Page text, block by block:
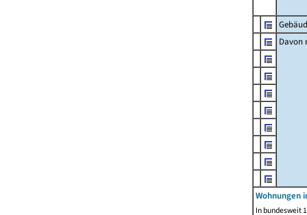
Davon
Wohnungen
In bundesweit